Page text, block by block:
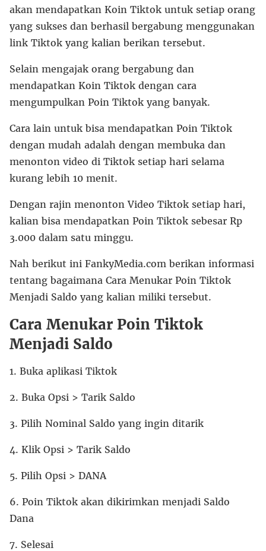
akan mendapatkan Koin Tiktok untuk setiap orang
yang sukses dan berhasil bergabung menggunakan
link Tiktok yang kalian berikan tersebut.
Selain mengajak orang bergabung dan
mendapatkan Koin Tiktok dengan cara
mengumpulkan Poin Tiktok yang banyak.
Cara lain untuk bisa mendapatkan Poin Tiktok
dengan mudah adalah dengan membuka dan
menonton video di Tiktok setiap hari selama
kurang lebih 10 menit.
Dengan rajin menonton Video Tiktok setiap hari,
kalian bisa mendapatkan Poin Tiktok sebesar Rp
3.000 dalam satu minggu.
Nah berikut ini FankyMedia.com berikan informasi
tentang bagaimana Cara Menukar Poin Tiktok
Menjadi Saldo yang kalian miliki tersebut.
Cara Menukar Poin Tiktok
Menjadi Saldo
1. Buka aplikasi Tiktok
2. Buka Opsi > Tarik Saldo
3. Pilih Nominal Saldo yang ingin ditarik
4. Klik Opsi > Tarik Saldo
5. Pilih Opsi > DANA
6. Poin Tiktok akan dikirimkan menjadi Saldo
Dana
7. Selesai